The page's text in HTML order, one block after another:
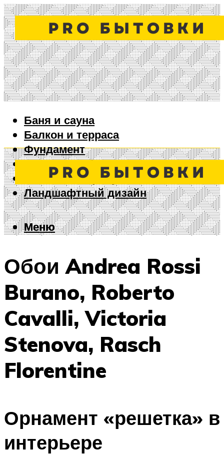
Баня и сауна
Балкон и терраса
Фундамент
Ворота и забор
Дизайн интерьера
Ландшафтный дизайн
Меню
Меню
Обои Andrea Rossi
Burano, Roberto
Cavalli, Victoria
Stenova, Rasch
Florentine
Орнамент «решетка» в
интерьере